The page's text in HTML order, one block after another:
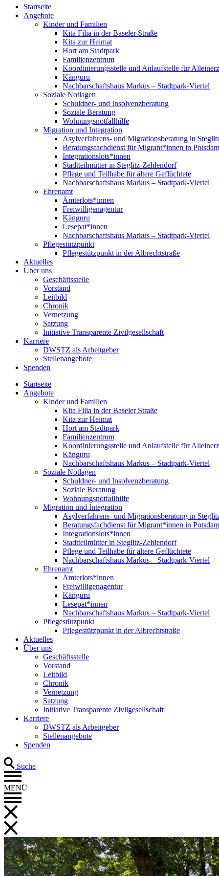
Startseite
Angebote
Kinder und Familien
Kita Filia in der Baseler Straße
Kita zur Heimat
Hort am Stadtpark
Familienzentrum
Koordinierungsstelle und Anlaufstelle für
Känguru
Nachbarschaftshaus Markus – Stadtpark-Viertel
Soziale Notlagen
Schuldner- und Insolvenzberatung
Soziale Beratung
Wohnungsnotfallhilfe
Migration und Integration
Asylverfahrens- und Migrationsberatung in
Beratungsfachdienst für Migrant*innen in Potsdam
Integrationslots*innen
Stadtteilmütter in Steglitz-Zehlendorf
Pflege und Teilhabe für ältere Geflüchtete
Nachbarschaftshaus Markus – Stadtpark-Viertel
Ehrenamt
Ämterlots*innen
Freiwilligenagentur
Känguru
Lesepat*innen
Nachbarschaftshaus Markus – Stadtpark-Viertel
Pflegestützpunkt
Pflegestützpunkt in der Albrechtstraße
Aktuelles
Über uns
Geschäftsstelle
Vorstand
Leitbild
Chronik
Vernetzung
Satzung
Initiative Transparente Zivilgesellschaft
Karriere
DWSTZ als Arbeitgeber
Stellenangebote
Spenden
Startseite
Angebote
Kinder und Familien
Kita Filia in der Baseler Straße
Kita zur Heimat
Hort am Stadtpark
Familienzentrum
Koordinierungsstelle und Anlaufstelle für
Känguru
Nachbarschaftshaus Markus – Stadtpark-Viertel
Soziale Notlagen
Schuldner- und Insolvenzberatung
Soziale Beratung
Wohnungsnotfallhilfe
Migration und Integration
Asylverfahrens- und Migrationsberatung in
Beratungsfachdienst für Migrant*innen in Potsdam
Integrationslots*innen
Stadtteilmütter in Steglitz-Zehlendorf
Pflege und Teilhabe für ältere Geflüchtete
Nachbarschaftshaus Markus – Stadtpark-Viertel
Ehrenamt
Ämterlots*innen
Freiwilligenagentur
Känguru
Lesepat*innen
Nachbarschaftshaus Markus – Stadtpark-Viertel
Pflegestützpunkt
Pflegestützpunkt in der Albrechtstraße
Aktuelles
Über uns
Geschäftsstelle
Vorstand
Leitbild
Chronik
Vernetzung
Satzung
Initiative Transparente Zivilgesellschaft
Karriere
DWSTZ als Arbeitgeber
Stellenangebote
Spenden
Suche
MENÜ